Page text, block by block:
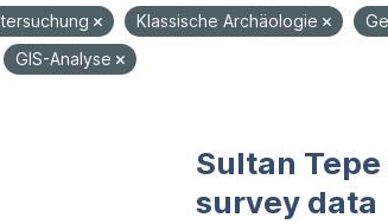
Klassische Archäologie
GIS-Analyse
Sultan
survey data